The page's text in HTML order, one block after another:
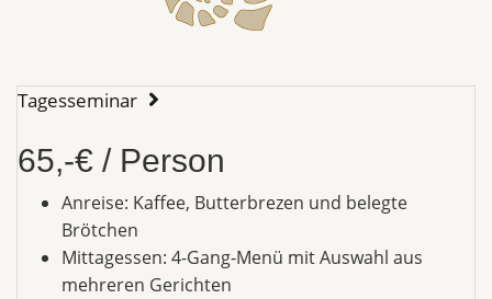
Tagesseminar
65,-€ / Person
Anreise: Kaffee, Butterbrezen und belegte
Brötchen
Mittagessen: 4-Gang-Menü mit Auswahl aus
mehreren Gerichten